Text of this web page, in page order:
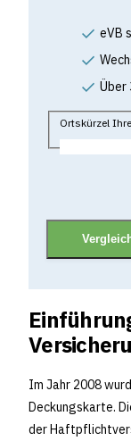
eVB
Über
Ortskürzel
Im Jahr 2008
Deckungskarte.
der